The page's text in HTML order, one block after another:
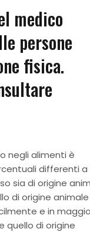
medico
persone
fisica.
negli alimenti è
differenti a
sia di origine
di origine
e in
quello di origine